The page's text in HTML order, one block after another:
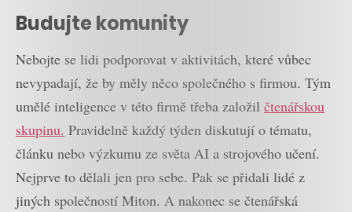
Budujte komunity
Nebojte se lidi podporovat v aktivitách, které vůbec
nevypadají, že by měly něco společného s firmou. Tým
umělé inteligence v této firmě třeba založil čtenářskou
skupinu. Pravidelně každý týden diskutují o tématu,
článku nebo výzkumu ze světa AI a strojového učení.
Nejprve to dělali jen pro sebe. Pak se přidali lidé z
jiných společností Miton. A nakonec se čtenářská